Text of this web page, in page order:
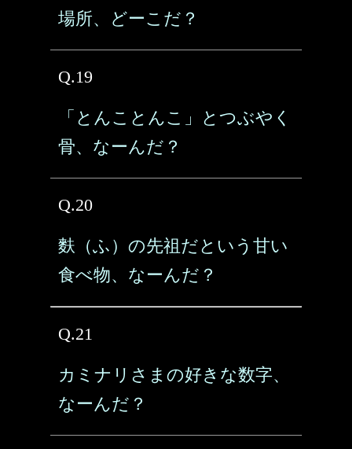
場所、どーこだ？
Q.19
「とんことんこ」とつぶやく
骨、なーんだ？
Q.20
麩（ふ）の先祖だという甘い
食べ物、なーんだ？
Q.21
カミナリさまの好きな数字、
なーんだ？